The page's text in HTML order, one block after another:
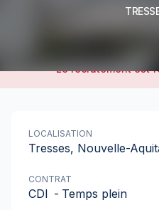
Le recrutement est
LOCALISATION
Tresses, Nouvelle-
CONTRAT
CDI - Temps plein